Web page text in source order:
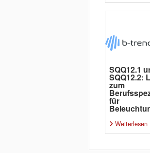
SQQ12.1
SQQ12.2:
zum
für
Weiterlesen